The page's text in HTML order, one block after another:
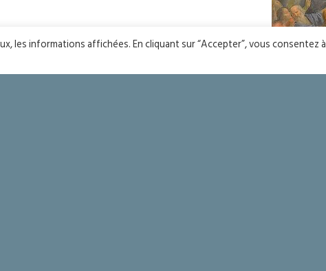
les informations affichées. En cliquant sur “Accepter”, vous consentez à